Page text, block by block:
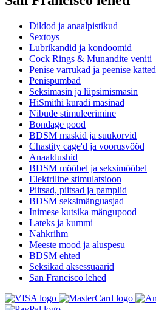
Dildod ja anaalpistikud
Sextoys
Lubrikandid ja kondoomid
Cock Rings & Munandite veniti
Penise varrukad ja peenise katted
Penispumbad
Seksimasin ja lüpsimismasin
HiSmithi kuradi masinad
Nibude stimuleerimine
Bondage pood
BDSM maskid ja suukorvid
Chastity cage'd ja voorusvööd
Anaaldushid
BDSM mööbel ja seksimööbel
Elektriline stimulatsioon
Piitsad, piitsad ja pamplid
BDSM seksimänguasjad
Inimese kutsika mängupood
Lateks ja kummi
Nahkrihm
Meeste mood ja aluspesu
BDSM ehted
Seksikad aksessuaarid
San Francisco lehed